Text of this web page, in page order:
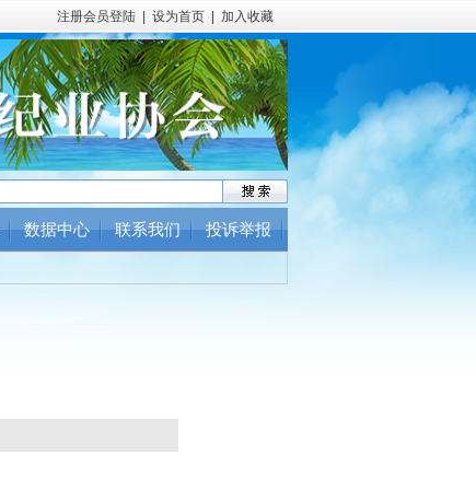
注册会员登陆 设为首页 加入收藏
数据中心 联系我们 投诉举报